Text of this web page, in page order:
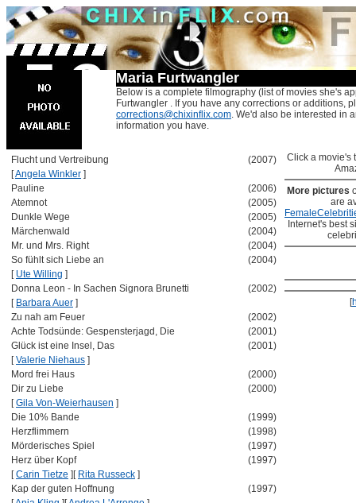
Maria Furtwangler
Below is a complete filmography (list of movies she's
Furtwangler . If you have any corrections or additions,
corrections@chixinflix.com. We'd also be interested in
information you have.
Flucht und Vertreibung
(2007)
[Angela Winkler ]
Pauline
(2006)
Atemnot
(2005)
Dunkle Wege
(2005)
Märchenwald
(2004)
Mr. und Mrs. Right
(2004)
So fühlt sich Liebe an
(2004)
[ Ute Willing ]
Donna Leon - In Sachen Signora Brunetti
(2002)
[ Barbara Auer ]
Zu nah am Feuer
(2002)
Achte Todsünde: Gespensterjagd, Die
(2001)
Glück ist eine Insel, Das
(2001)
[Valerie Niehaus ]
Mord frei Haus
(2000)
Dir zu Liebe
(2000)
[Gila Von-Weierhausen ]
Die 10% Bande
(1999)
Herzflimmern
(1998)
Mörderisches Spiel
(1997)
Herz über Kopf
(1997)
[Carin Tietze ] [ Rita Russeck ]
Kap der guten Hoffnung
(1997)
Click a movie's
More pictures
are
Internet's best
[